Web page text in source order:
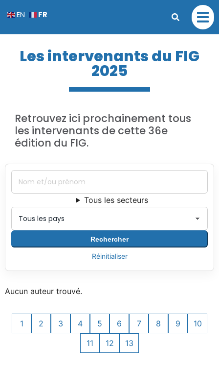
Les intervenants du FIG
2025
Retrouvez ici prochainement tous
les intervenants de cette 36e
édition du FIG.
Tous les secteurs
Rechercher
Réinitialiser
Aucun auteur trouvé.
1 2 3 4 5 6 7 8 9
10
11
12 13
EN FR